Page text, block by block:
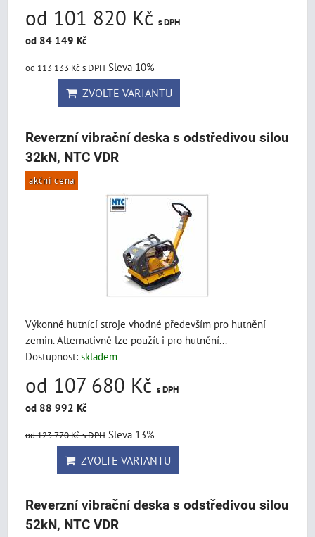
od 101 820 Kč s DPH
od 84 149 Kč
od 113 133 Kčs DPH Sleva 10%
ZVOLTE VARIANTU
Reverzní vibrační deska s odstředivou silou
32kN, NTC VDR
akční cena
Výkonné hutnící stroje vhodné především pro hutnění
zemin. Alternativně lze použít i pro hutnění...
Dostupnost: skladem
od 107 680 Kč s DPH
od 88 992 Kč
od 123 770 Kčs DPH Sleva 13%
ZVOLTE VARIANTU
Reverzní vibrační deska s odstředivou silou
52kN, NTC VDR